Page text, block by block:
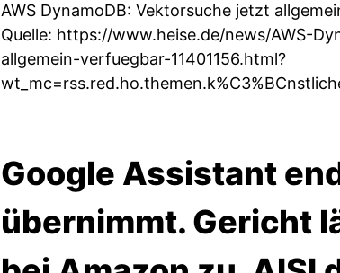
AWS DynamoDB: Vektorsuche jetzt
Quelle: https://www.heise.de/news/AWS-
allgemein-verfuegbar-11401156.html?
Google Assistant
übernimmt. Gericht